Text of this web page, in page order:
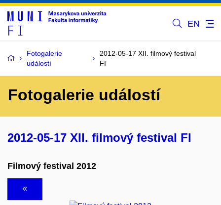
EN
Fotogalerie
událostí
2012-05-17 XII. filmový festival
FI
Fotogalerie událostí
2012-05-17 XII. filmový festival FI
Filmový festival 2012